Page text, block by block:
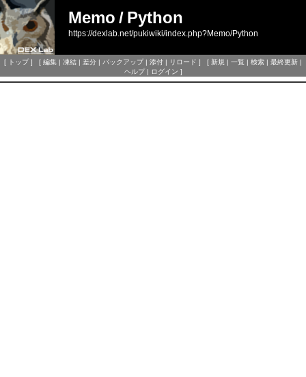
Memo / Python
https://dexlab.net/pukiwiki/index.php?Memo/Python
[ トップ] [ 編集 | 凍結 | 差分 | バックアップ| 添付 | リロード ] [ 新規 | 一覧 | 検索 | 最終更新 |
ヘルプ| ログイン ]